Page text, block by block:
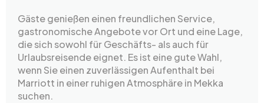
Gäste genießen einen freundlichen Service,
gastronomische Angebote vor Ort und eine Lage,
die sich sowohl für Geschäfts- als auch für
Urlaubsreisende eignet. Es ist eine gute Wahl,
wenn Sie einen zuverlässigen Aufenthalt bei
Marriott in einer ruhigen Atmosphäre in Mekka
suchen.